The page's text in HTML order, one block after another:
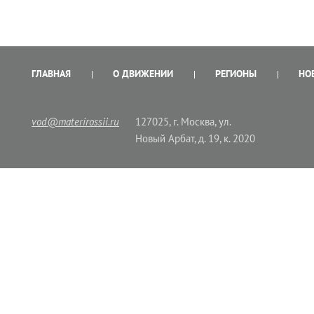
ГЛАВНАЯ О ДВИЖЕНИИ РЕГИОНЫ
vod@materirossii.ru
127025, г. Москва, ул.
Новый Арбат, д. 19, к. 2020